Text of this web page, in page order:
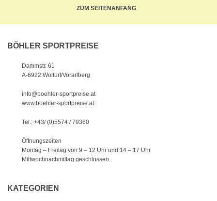
ZUM SEITENANFANG
BÖHLER SPORTPREISE
Dammstr. 61
A-6922 Wolfurt/Vorarlberg
info@boehler-sportpreise.at
www.boehler-sportpreise.at
Tel.: +43/ (0)5574 / 79360
Öffnungszeiten
Montag – Freitag von 9 – 12 Uhr und 14 – 17 Uhr
Mittwochnachmittag geschlossen.
KATEGORIEN